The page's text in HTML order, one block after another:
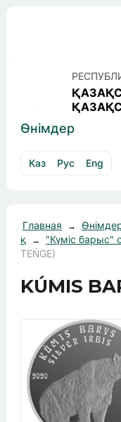
Өнімдер
Каз Рус Eng
Главная →
қ
→ "Күміс барыс"
TEŃGE)
KÚMIS